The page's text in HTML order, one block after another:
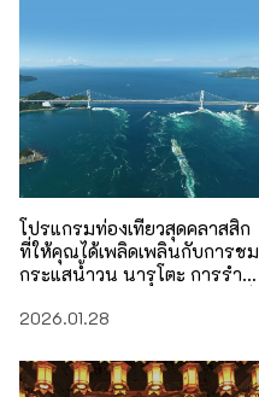
โปรแกรมท่องเที่ยวสุดคลาสสิก
ที่ให้คุณได้เพลิดเพลินกับการชม
กระแสน้ำวน นารุโตะ การรำ
การแสวงบุญ
2026.01.28